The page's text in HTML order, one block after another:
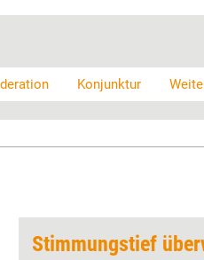
Konjunktur
Stimmungstief